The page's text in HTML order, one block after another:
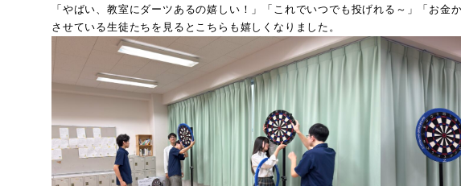
「やばい、教室にダーツあるの嬉しい！」「これでいつでも投げれる～」「お金
させている生徒たちを見るとこちらも嬉しくなりました。